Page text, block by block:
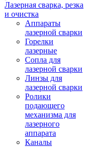
Лазерная сварка, резка
и очистка
Аппараты
лазерной сварки
Горелки
лазерные
Сопла для
лазерной сварки
Линзы для
лазерной сварки
Ролики
подающего
механизма для
лазерного
аппарата
Каналы